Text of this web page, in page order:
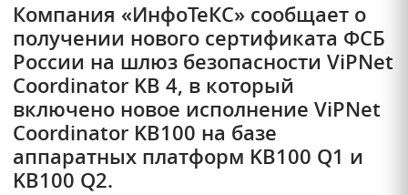
Компания «ИнфоТеКС» сообщает о
получении нового сертификата ФСБ
России на шлюз безопасности ViPNet
Coordinator KB 4, в который
включено новое исполнение ViPNet
Coordinator KB100 на базе
аппаратных платформ KB100 Q1 и
KB100 Q2.